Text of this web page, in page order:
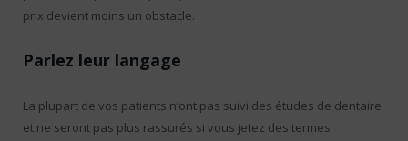
prix devient moins un obstacle.
Parlez leur langage
La plupart de vos patients n’ont pas suivi des études de dentaire
et ne seront pas plus rassurés si vous jetez des termes